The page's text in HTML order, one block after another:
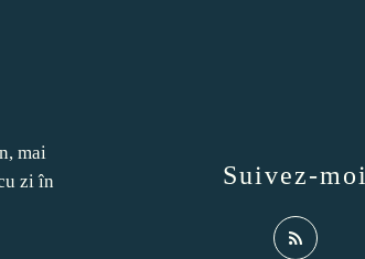
mai
zi în
Suivez-moi